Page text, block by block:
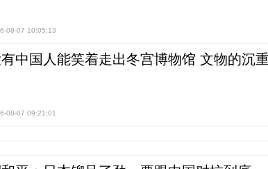
08-07 10:05:13
中国人能笑着走出冬宫博物馆 文物的沉
08-07 09:21:01